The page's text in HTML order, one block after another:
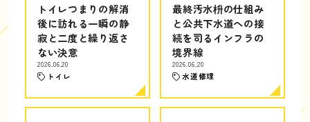
トイレつまりの解消
後に訪れる一瞬の静
寂と二度と繰り返さ
ない決意
2026.06.20
トイレ
最終汚水枡の仕組み
と公共下水道への接
続を司るインフラの
境界線
2026.06.20
水道修理